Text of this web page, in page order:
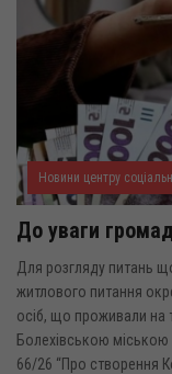
До уваги
Для розгляду питань
житлового питання
осіб, що проживали на
Болехівською
66/26 “Про створення